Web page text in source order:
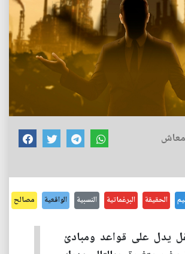
الحقيقة البرغماتية النسبية الواقعية مصالح
يدل على قواعد ومبادئ